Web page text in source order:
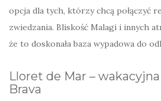
opcja dla tych, którzy chcą połączyć
zwiedzania. Bliskość Malagi i innych
że to doskonała baza wypadowa do
Lloret de Mar –
Brava